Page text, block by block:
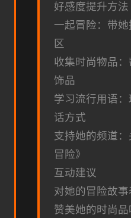
好感度提升方法
一起冒险：带
区
收集时尚物品
饰品
学习流行用语
话方式
支持她的频道
冒险》
互动建议
对她的冒险故
赞美她的时尚品